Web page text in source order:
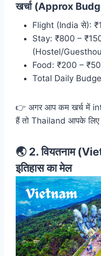
खर्चा (Approx
Flight (India से):
Stay: ₹800 –
(Hostel/
Food: ₹200 –
Total Daily
👉 अगर आप कम खर्च में
हैं तो Thailand आपके
🌏 2.वियतनाम
इतिहास का मेल